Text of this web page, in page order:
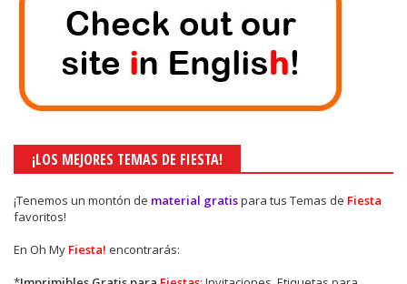
¡LOS MEJORES TEMAS DE FIESTA!
¡Tenemos un montón de material gratispara tus Temas de Fiesta
favoritos!
En Oh My Fiesta! encontrarás: